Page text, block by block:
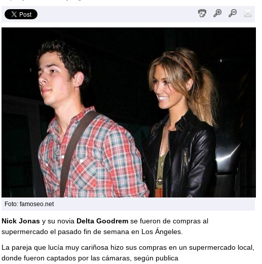
Foto: famoseo.net
Nick Jonasy su novia Delta Goodremse fueron de compras al
supermercado el pasado fin de semana en Los Ángeles.
La pareja que lucía muy cariñosa hizo sus compras en un supermercado local,
donde fueron captados por las cámaras, según publica